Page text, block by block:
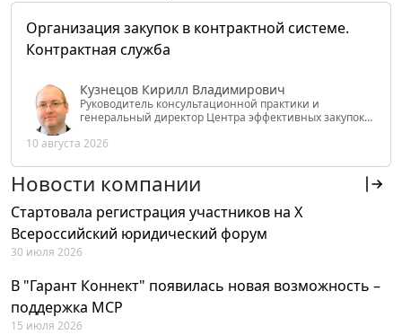
Организация закупок в контрактной системе.
Контрактная служба
Кузнецов Кирилл Владимирович
Руководитель консультационной практики и
генеральный директор Центра эффективных закупок
РФ
10 августа 2026
Новости компании
Стартовала регистрация участников на X
Всероссийский юридический форум
30 июля 2026
В "Гарант Коннект" появилась новая возможность –
поддержка MCP
15 июля 2026